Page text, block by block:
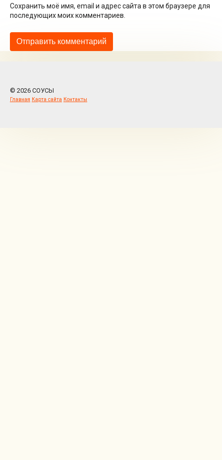
Сохранить моё имя, email и адрес сайта в этом браузере для
последующих моих комментариев.
© 2026 СОУСЫ
Главная Карта сайта Контакты